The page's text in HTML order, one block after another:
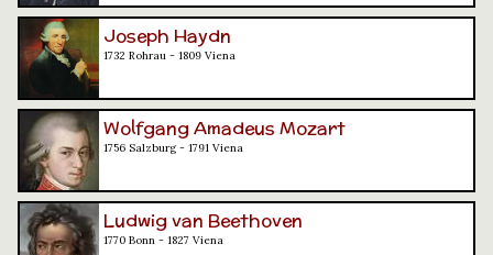
Joseph Haydn
1732 Rohrau - 1809 Viena
Wolfgang Amadeus Mozart
1756 Salzburg - 1791 Viena
Ludwig van Beethoven
1770 Bonn - 1827 Viena